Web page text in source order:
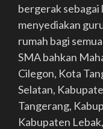
bergerak sebagai
menyediakan
rumah bagi
SMA bahkan
Cilegon, Kota
Selatan,
Tangerang,
Kabupaten